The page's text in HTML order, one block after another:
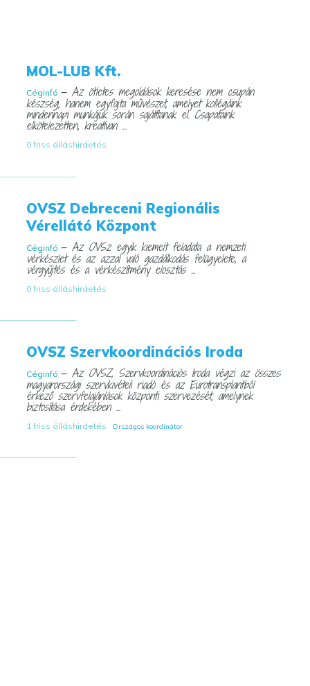
MOL-LUB Kft.
Céginfó — Az ötletes megoldások keresése nem csupán
készség, hanem egyfajta művészet, amelyet kollégáink
mindennapi munkájuk során sajátítanak el. Csapataink
elkötelezetten, kreatívan ...
0 friss álláshirdetés
OVSZ Debreceni Regionális
Vérellátó Központ
Céginfó — Az OVSz egyik kiemelt feladata a nemzeti
vérkészlet és az azzal való gazdálkodás felügyelete, a
vérgyűjtés és a vérkészítmény elosztás ...
0 friss álláshirdetés
OVSZ Szervkoordinációs Iroda
Céginfó — Az OVSZ, Szervkoordinációs Iroda végzi az összes
magyarországi szervkivételi riadó és az Eurotransplantból
érkező szervfelajánlások központi szervezését, amelynek
biztosítása érdekében ...
1 friss álláshirdetés Országos koordinátor